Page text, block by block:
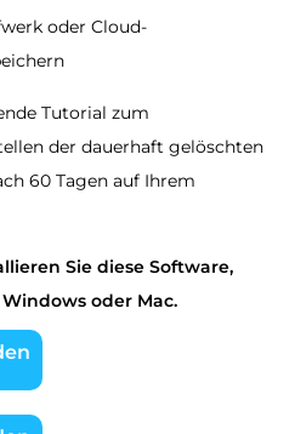
oder Cloud-
Tutorial zum
der dauerhaft gelöschten
60 Tagen auf Ihrem
Sie diese Software,
oder Mac.